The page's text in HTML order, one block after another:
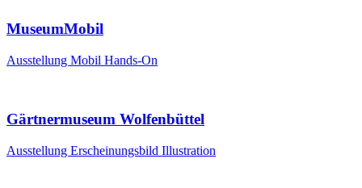
MuseumMobil
Ausstellung Mobil Hands-On
Gärtnermuseum Wolfenbüttel
Ausstellung Erscheinungsbild Illustration